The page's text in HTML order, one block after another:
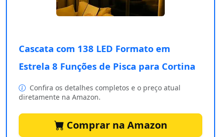
Cascata com 138 LED Formato em
Estrela 8 Funções de Pisca para Cortina
Confira os detalhes completos e o preço atual
diretamente na Amazon.
Comprar na Amazon